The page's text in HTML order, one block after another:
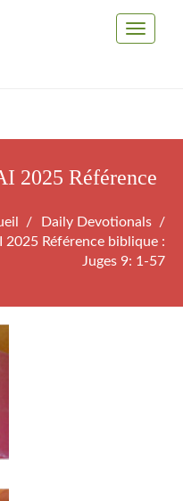
Toggle
2025 Référence
Daily Devotionals
Référence biblique :
Juges 9: 1-57